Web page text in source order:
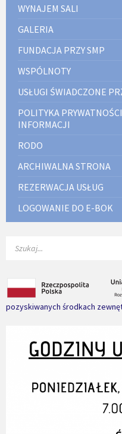
WYNAJEM SALI
GALERIA
FUNDACJA PRZY SMP
WSPÓLNOTY
USŁUGI ŚWIADCZONE
POLITYKA
INFORMACJI
RODO
ARCHIWALNA STRONA
REZERWACJA USŁUG
LOGOWANIE DO E-BOK
pozyskiwanych środkach